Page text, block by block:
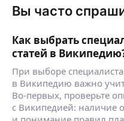
Вы часто
Как выбрать
статей в
При выборе
в Википедию важно
Во-первых, проверьте
с Википедией: наличие